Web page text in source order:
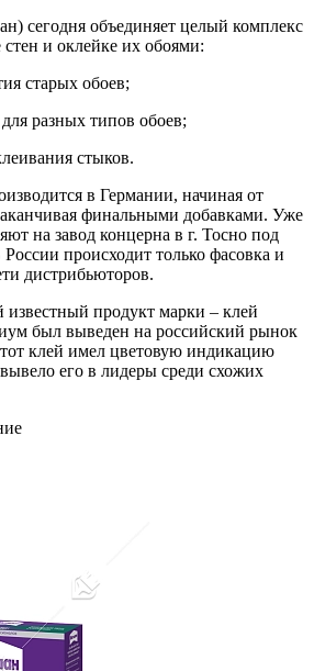
сегодня объединяет целый комплекс
стен и оклейке их обоями:
старых обоев;
разных типов обоев;
стыков.
в Германии, начиная от
финальными добавками. Уже
на завод концерна в г. Тосно под
происходит только фасовка и
дистрибьюторов.
продукт марки – клей
был выведен на российский рынок
клей имел цветовую индикацию
его в лидеры среди схожих